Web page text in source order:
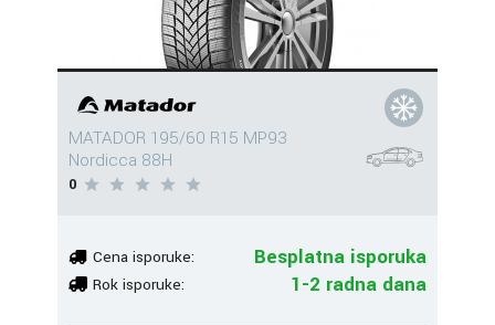
MATADOR 195/60 R15 MP93
Nordicca 88H
0
Cena isporuke: Besplatna isporuka
Rok isporuke: 1-2 radna dana